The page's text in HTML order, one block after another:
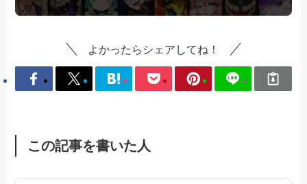
よかったらシェアしてね！
この記事を書いた人